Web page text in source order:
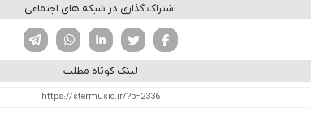
اشتراک گذاری در شبکه های اجتماعی
لینکدین تویتر
فیسوک
لینک کوتاه مطلب